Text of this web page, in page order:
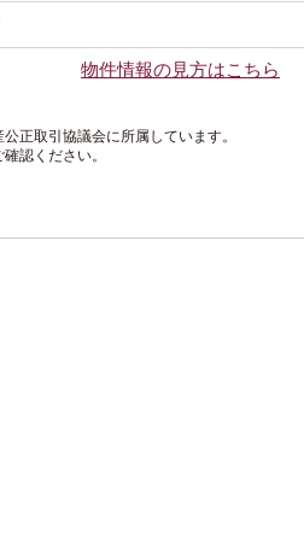
物件情報の見方はこちら
正取引協議会に所属しています。
認ください。